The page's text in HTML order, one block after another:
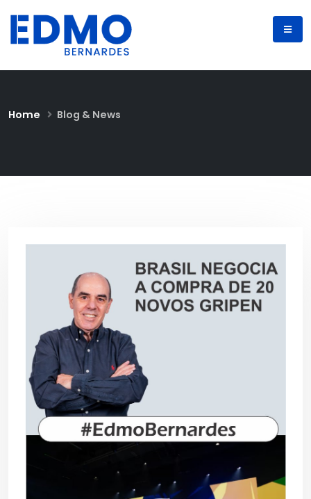
Home Blog & News